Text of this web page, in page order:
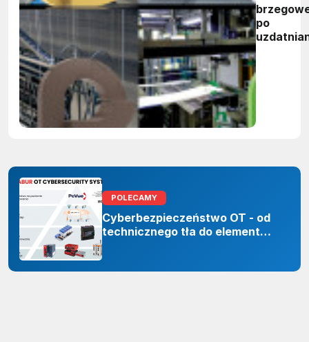
po
POLECAMY
Cyberbezpieczeństwo OT - od
technicznego tła do elementu